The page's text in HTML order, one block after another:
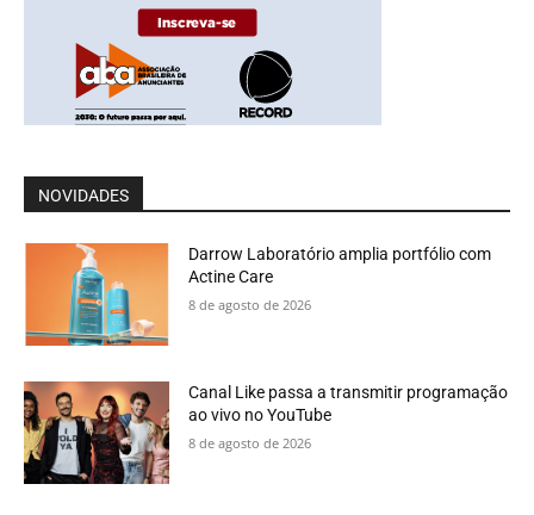
NOVIDADES
Darrow Laboratório amplia portfólio com
Actine Care
8 de agosto de 2026
Canal Like passa a transmitir programação
ao vivo no YouTube
8 de agosto de 2026